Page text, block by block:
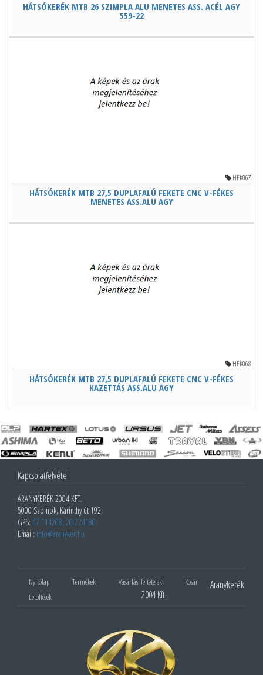
HÁTSÓKERÉK MTB 26 SZIMPLA ALU MENETES ASS. ACÉL AGY
559-22
HFK067
HÁTSÓKERÉK MTB 27,5 DUPLAFALÚ FEKETE CNC V-FÉKES
MENETES ASS.ALU AGY
HFK068
HÁTSÓKERÉK MTB 27,5 DUPLAFALÚ FEKETE CNC V-FÉKES
KAZETTÁS ASS.ALU AGY
Kapcsolatfelvétel
ARANYKERÉK 2004 KFT.
5000 Szolnok, Karinthy út 192.
GPS: 47.114208, 20.224180
Email: info@aranyker.hu
Nyitólap Termékek Vásárlási feltételek
Kosár
Letöltések
Aranykerék
2004 Kft.